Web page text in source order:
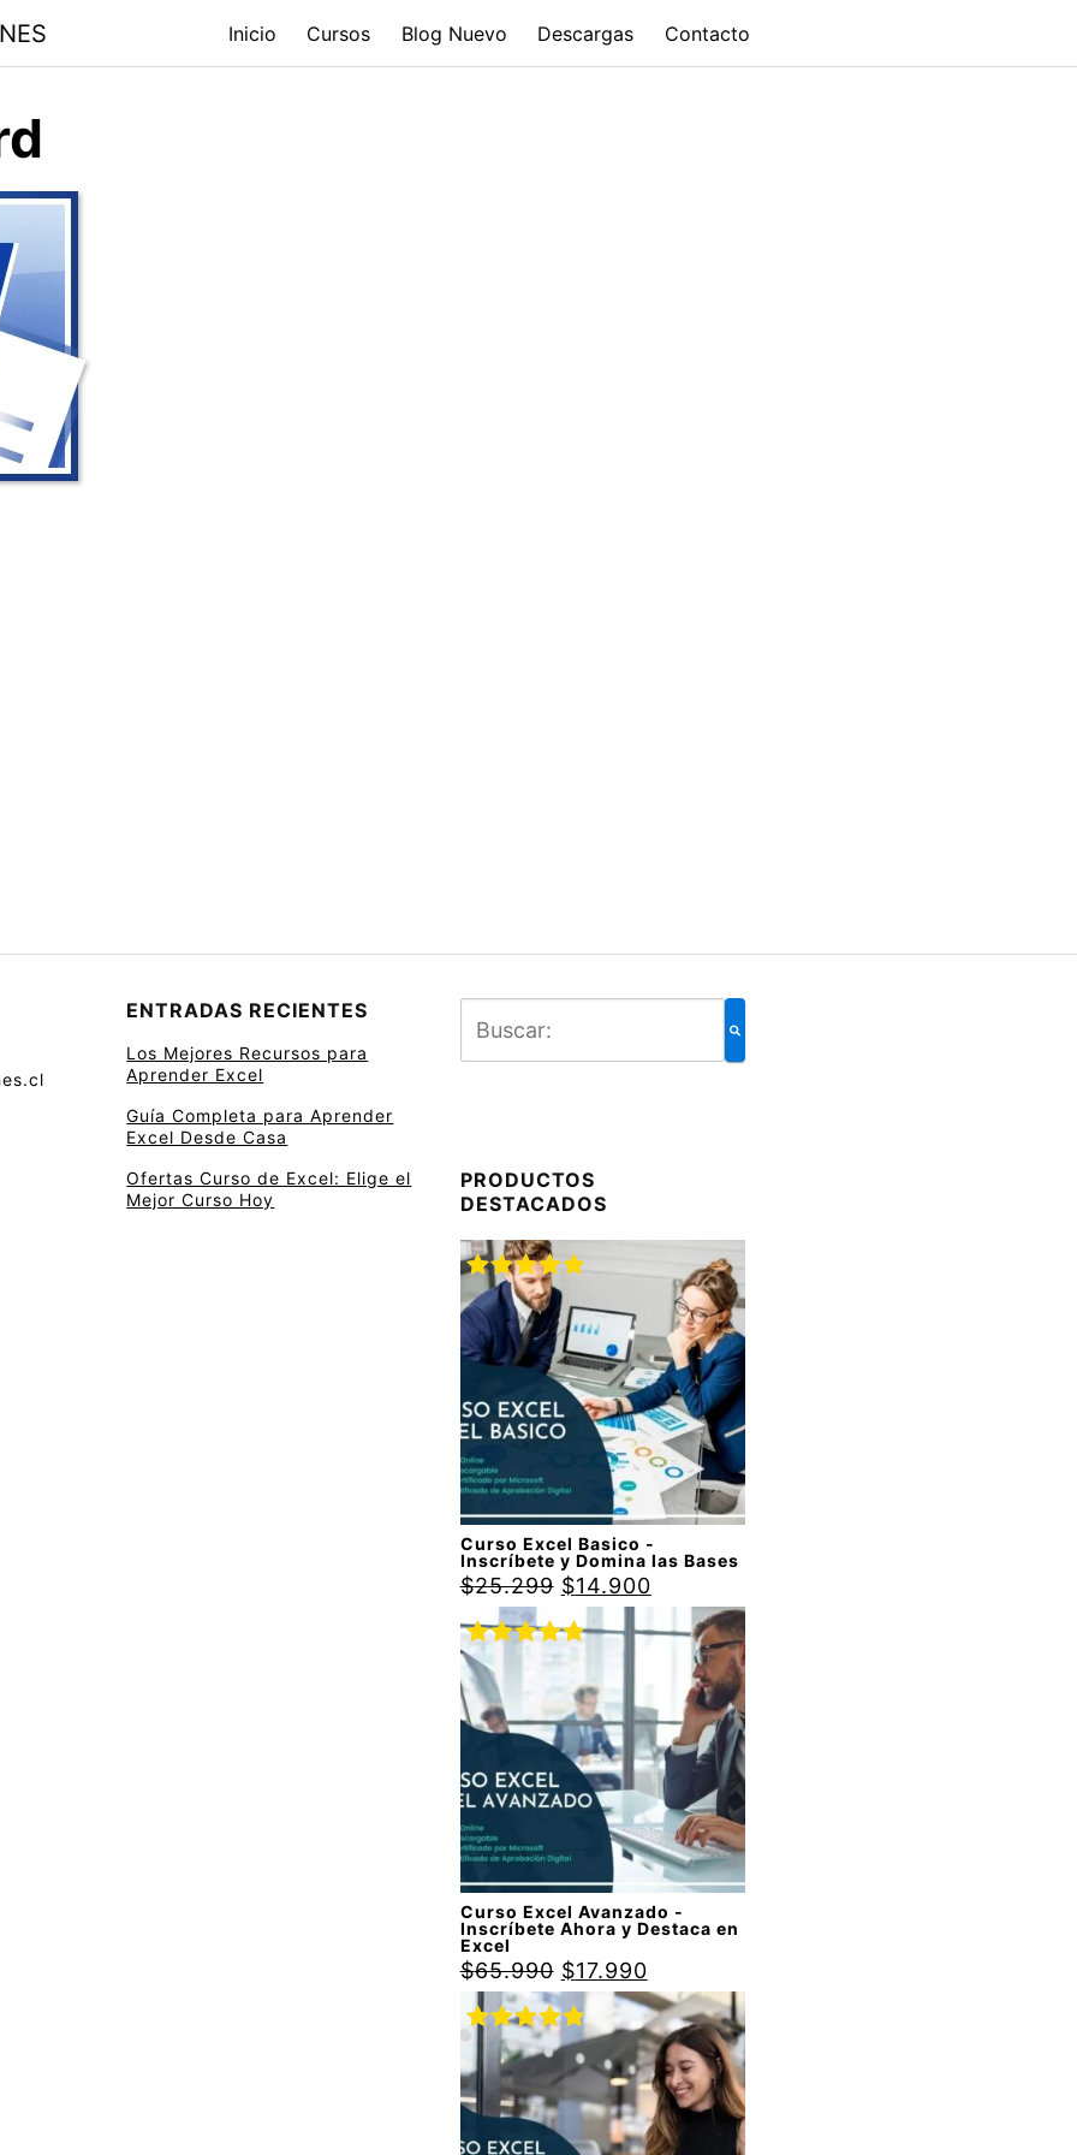
Inicio Cursos Blog Nuevo Descargas Contacto
ENTRADAS RECIENTES
Los Mejores Recursos para
Aprender Excel
Guía Completa para Aprender
Excel Desde Casa
Ofertas Curso de Excel: Elige el
Mejor Curso Hoy
PRODUCTOS
DESTACADOS
Curso Excel Basico -
Inscríbete y Domina las Bases
Valorado
con5.00de
5
$25.299 $14.900
Curso Excel Avanzado -
Inscríbete Ahora y Destaca en
Excel
Valorado
con
de
5
$65.990 $17.990
Valorado
con5.00
de
5